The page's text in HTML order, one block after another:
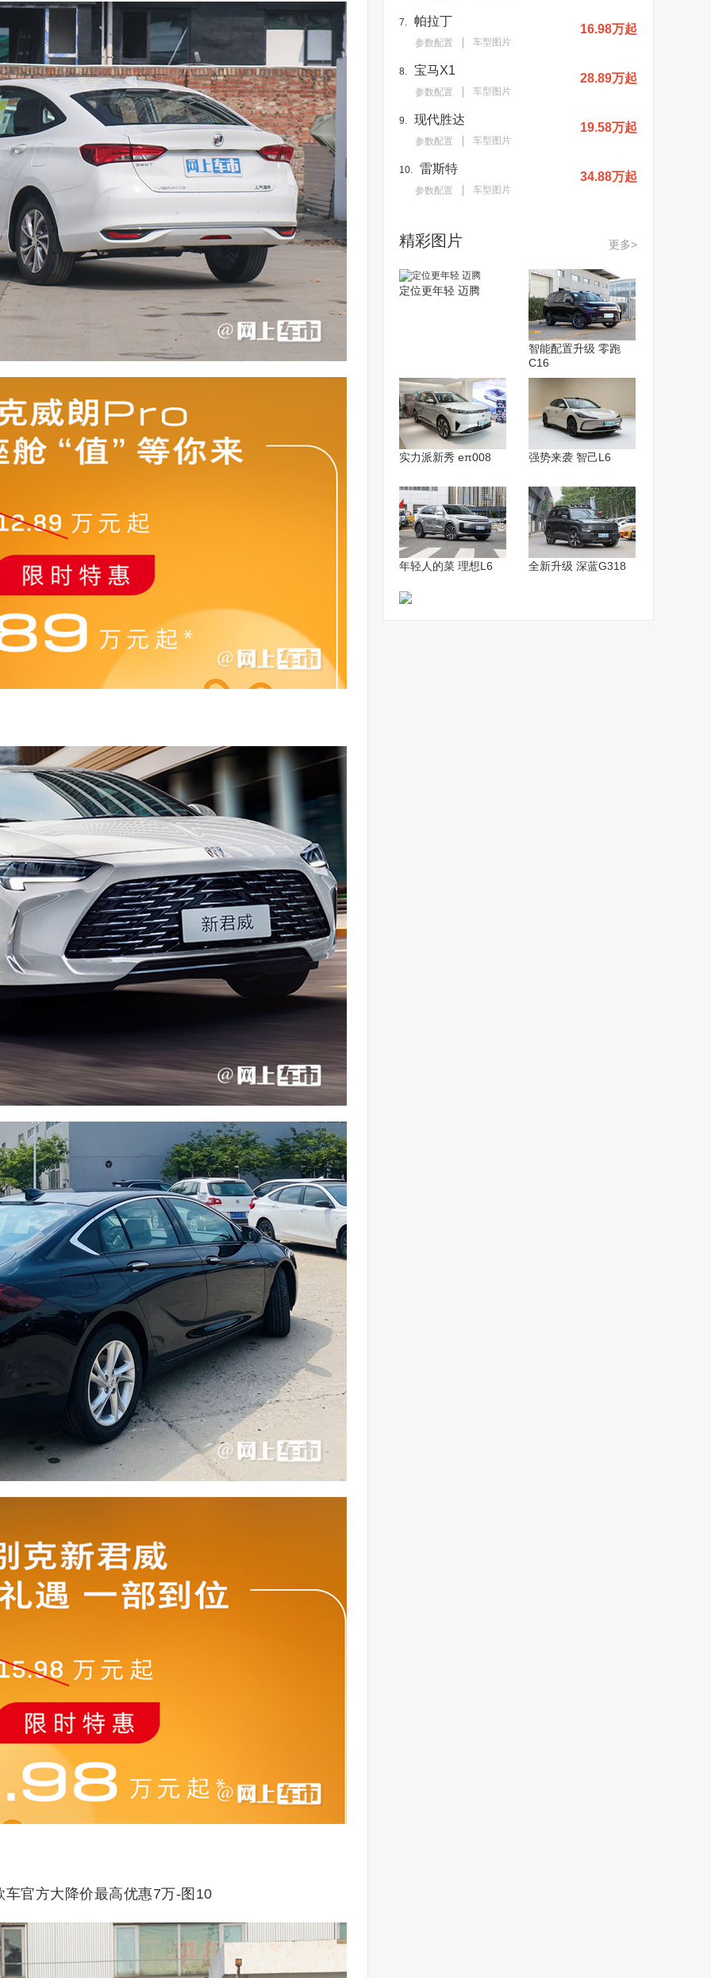
7. 帕拉丁
参数配置 车型图片
16.98万起
8. 宝马X1
参数配置 车型图片
28.89万起
9. 现代胜达
参数配置 车型图片
19.58万起
10. 雷斯特
参数配置 车型图片
34.88万起
精彩图片 更多>
定位更年轻 迈腾
智能配置升级 零跑
C16
实力派新秀 eπ008 强势来袭 智己L6
年轻人的菜 理想L6 全新升级 深蓝G318